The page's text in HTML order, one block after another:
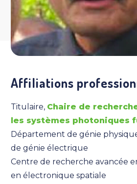
Affiliations
Titulaire, Chaire de
les systèmes photoniques
Département de génie
de génie électrique
Centre de recherche avancée
en électronique spatiale